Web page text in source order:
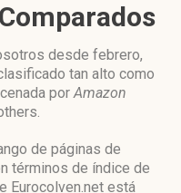
desde febrero,
tan alto como
porAmazon
de páginas de
términos de índice de
Eurocolven.net está